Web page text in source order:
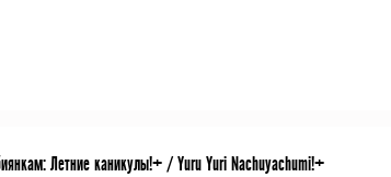
Летние каникулы!+ / Yuru Yuri Nachuyachumi!+